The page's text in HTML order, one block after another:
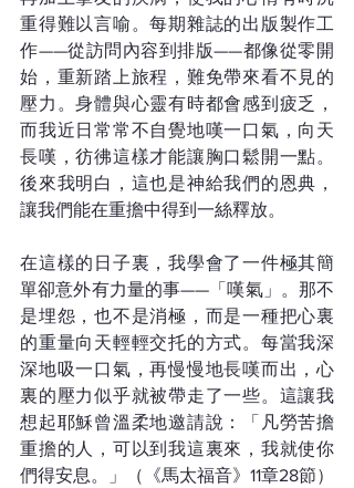
重得難以言喻。每期雜誌的出版製作工
作——從訪問內容到排版——都像從零開
始，重新踏上旅程，難免帶來看不見的
壓力。身體與心靈有時都會感到疲乏，
而我近日常常不自覺地嘆一口氣，向天
長嘆，彷彿這樣才能讓胸口鬆開一點。
後來我明白，這也是神給我們的恩典，
讓我們能在重擔中得到一絲釋放。
在這樣的日子裏，我學會了一件極其簡
單卻意外有力量的事——「嘆氣」。那不
是埋怨，也不是消極，而是一種把心裏
的重量向天輕輕交托的方式。每當我深
深地吸一口氣，再慢慢地長嘆而出，心
裏的壓力似乎就被帶走了一些。這讓我
想起耶穌曾溫柔地邀請說：「凡勞苦擔
重擔的人，可以到我這裏來，我就使你
們得安息。」（《馬太福音》11章28節）